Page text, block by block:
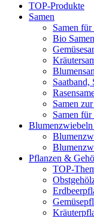
TOP-Produkte
Samen
Samen
Bio Samen
Saatband,
Samen
Samen
Pflanzen &
TOP-